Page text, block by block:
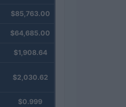
$85,763.00
$64,685.00
$1,908.64
$2,030.62
$0.999